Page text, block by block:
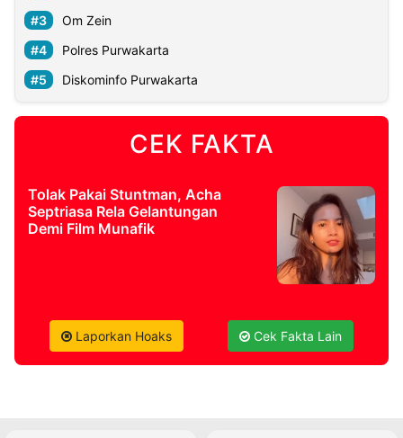
2026
Om Zein
Polres Purwakarta
Diskominfo Purwakarta
CEK FAKTA
Tolak Pakai Stuntman, Acha
Septriasa Rela Gelantungan
Demi Film Munafik
Laporkan Hoaks Cek Fakta Lain